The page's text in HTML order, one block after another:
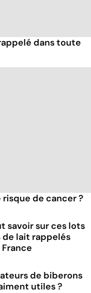
dans toute
de cancer ?
savoir sur ces lots
de lait rappelés
de biberons
utiles ?